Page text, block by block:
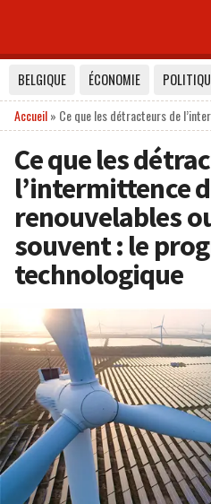
BELGIQUE ÉCONOMIE
Accueil» Ce que les détracteurs de
Ce que les
l’intermittence
renouvelables
souvent : le
technologique